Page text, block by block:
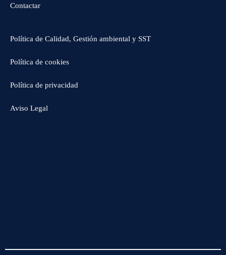
Contactar
Política de Calidad, Gestión ambiental y SST
Política de cookies
Política de privacidad
Aviso Legal